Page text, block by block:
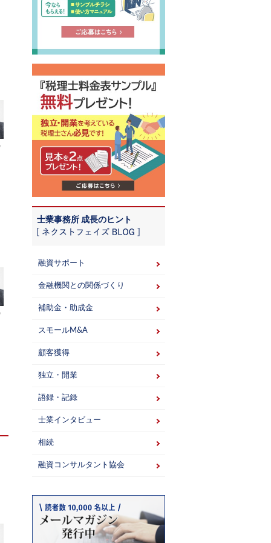
士業事務所 成長のヒント
融資サポート
金融機関との関係づくり
補助金・助成金
スモールM&A
顧客獲得
独立・開業
語録・記録
士業インタビュー
相続
融資コンサルタント協会